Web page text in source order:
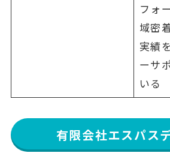
フォ
域密
実績
ーサ
いる
有限会社エスパス